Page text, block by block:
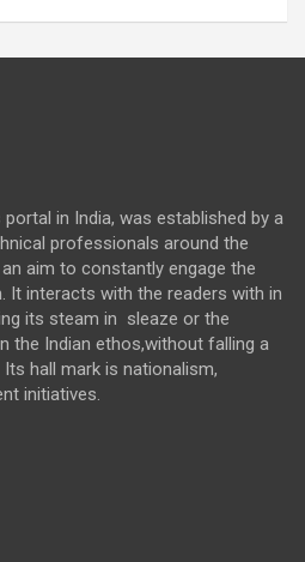
portal in India, was established by a
professionals around the
aim to constantly engage the
It interacts with the readers with in
its steam in sleaze or the
the Indian ethos,without falling a
hall mark is nationalism,
initiatives.